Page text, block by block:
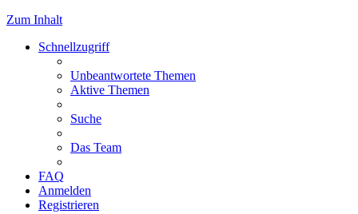
Zum Inhalt
Schnellzugriff
Unbeantwortete Themen
Aktive Themen
Suche
Das Team
FAQ
Anmelden
Registrieren